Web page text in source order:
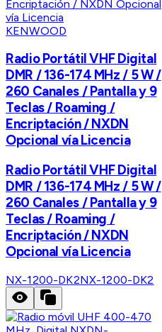
KENWOOD
Radio Portátil VHF Digital
DMR / 136-174 MHz / 5 W /
260 Canales / Pantalla y 9
Teclas / Roaming /
Encriptación / NXDN
Opcional vía Licencia
Radio Portátil VHF Digital
DMR / 136-174 MHz / 5 W /
260 Canales / Pantalla y 9
Teclas / Roaming /
Encriptación / NXDN
Opcional vía Licencia
NX-1200-DK2NX-1200-DK2